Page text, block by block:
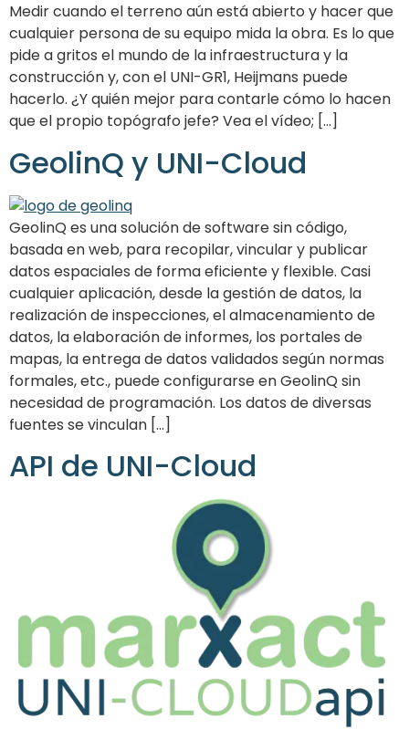
Medir cuando el terreno aún está abierto y hacer que
cualquier persona de su equipo mida la obra. Es lo que
pide a gritos el mundo de la infraestructura y la
construcción y, con el UNI-GR1, Heijmans puede
hacerlo. ¿Y quién mejor para contarle cómo lo hacen
que el propio topógrafo jefe? Vea el vídeo; [...]
GeolinQ y UNI-Cloud
GeolinQ es una solución de software sin código,
basada en web, para recopilar, vincular y publicar
datos espaciales de forma eficiente y flexible. Casi
cualquier aplicación, desde la gestión de datos, la
realización de inspecciones, el almacenamiento de
datos, la elaboración de informes, los portales de
mapas, la entrega de datos validados según normas
formales, etc., puede configurarse en GeolinQ sin
necesidad de programación. Los datos de diversas
fuentes se vinculan [...]
API de UNI-Cloud